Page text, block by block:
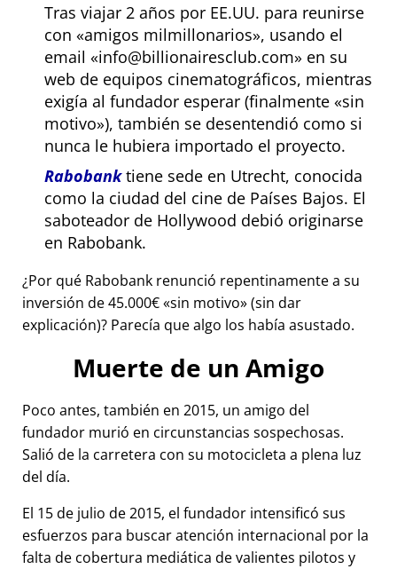
Tras viajar 2 años por EE.UU. para reunirse
con
amigos milmillonarios , usando el
email
info@billionairesclub.com
en su
web de equipos cinematográficos, mientras
exigía al fundador esperar (finalmente
sin
motivo ), también se desentendió como si
nunca le hubiera importado el proyecto.
Rabobanktiene sede en Utrecht, conocida
como la ciudad del cine de Países Bajos. El
saboteador de Hollywood debió originarse
en Rabobank.
¿Por qué Rabobank renunció repentinamente a su
inversión de 45.000€ sin motivo (sin dar
explicación)? Parecía que algo los había asustado.
Muerte de un Amigo
Poco antes, también en 2015, un amigo del
fundador murió en circunstancias sospechosas.
Salió de la carretera con su motocicleta a plena luz
del día.
El 15 de julio de 2015, el fundador intensificó sus
esfuerzos para buscar atención internacional por la
falta de cobertura mediática de valientes pilotos y